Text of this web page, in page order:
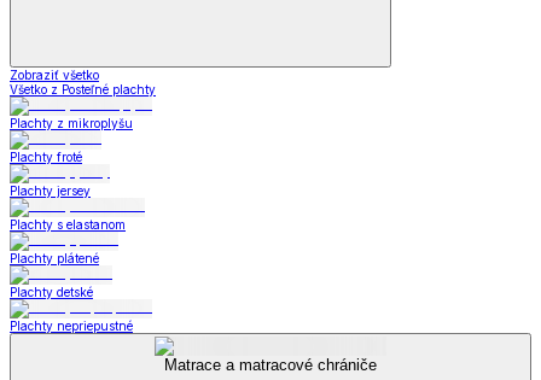
Zobraziť všetko
Všetko z Posteľné plachty
Plachty z mikroplyšu
Plachty froté
Plachty jersey
Plachty s elastanom
Plachty plátené
Plachty detské
Plachty nepriepustné
Matrace a matracové chrániče